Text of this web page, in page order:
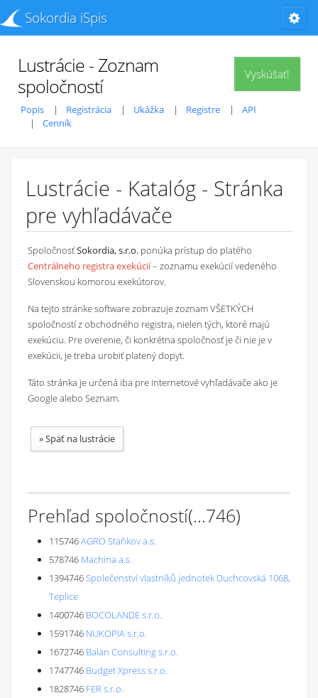
Sokordia iSpis
Vyskúšať!
Lustrácie - Zoznam
spoločností
Popis Registrácia Ukážka Registre
API
Cenník
Lustrácie - Katalóg - Stránka
pre vyhľadávače
SpoločnosťSokordia, s.r.o. ponúka prístup do platého
Centrálneho registra exekúcií– zoznamu exekúcií vedeného
Slovenskou komorou exekútorov.
Na tejto stránke software zobrazuje zoznam VŠETKÝCH
spoločností z obchodného registra, nielen tých, ktoré majú
exekúciu. Pre overenie, či konkrétna spoločnosť je či nie je v
exekúcii, je treba urobiť platený dopyt.
Táto stránka je určená iba pre internetové vyhľadávače ako je
Google alebo Seznam.
»Späť na lustrácie
Prehľad spoločností(...746)
115746AGRO Staňkov a.s.
578746 Machina a.s.
1394746Společenství vlastníků jednotek Duchcovská 1068,
Teplice
1400746 BOCOLANDE s.r.o.
1591746 NUKOPIA s.r.o.
1672746 Balan Consulting s.r.o.
1747746 Budget Xpress s.r.o.
1828746 FER s.r.o.